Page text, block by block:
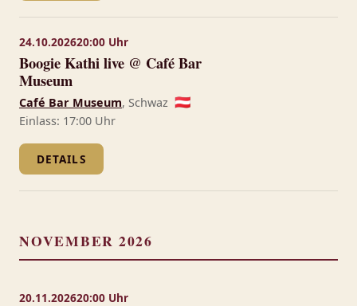
24.10.202620:00 Uhr
Boogie Kathi live @ Café Bar
Museum
Café Bar Museum, Schwaz 🇦🇹
Einlass: 17:00 Uhr
DETAILS
NOVEMBER 2026
20.11.202620:00 Uhr